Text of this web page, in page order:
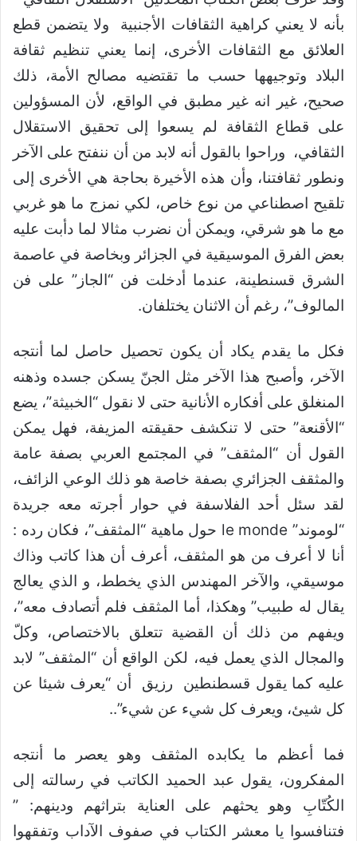
بأنه لا يعني كراهية الثقافات الأجنبية ولا يتضمن قطع
العلائق مع الثقافات الأخرى، إنما يعني تنظيم ثقافة
البلاد وتوجيهها حسب ما تقتضيه مصالح الأمة، ذلك
صحيح، غير انه غير مطبق في الواقع، لأن المسؤولين
على قطاع الثقافة لم يسعوا إلى تحقيق الاستقلال
الثقافي، وراحوا بالقول أنه لابد من أن ننفتح على الآخر
ونطور ثقافتنا، وأن هذه الأخيرة بحاجة هي الأخرى إلى
تلقيح اصطناعي من نوع خاص، لكي نمزج ما هو غربي
مع ما هو شرقي، ويمكن أن نضرب مثالا لما دأبت عليه
بعض الفرق الموسيقية في الجزائر وبخاصة في عاصمة
الشرق قسنطينة، عندما أدخلت فن “الجاز” على فن
المالوف”، رغم أن الاثنان يختلفان.
فكل ما يقدم يكاد أن يكون تحصيل حاصل لما أنتجه
الآخر، وأصبح هذا الآخر مثل الجنّ يسكن جسده وذهنه
المنغلق على أفكاره الأنانية حتى لا نقول “الخبيثة”، يضع
“الأقنعة” حتى لا تنكشف حقيقته المزيفة، فهل يمكن
القول أن “المثقف” في المجتمع العربي بصفة عامة
والمثقف الجزائري بصفة خاصة هو ذلك الوعي الزائف،
لقد سئل أحد الفلاسفة في حوار أجرته معه جريدة
“لوموند” le monde حول ماهية “المثقف”، فكان رده :
أنا لا أعرف من هو المثقف، أعرف أن هذا كاتب وذاك
موسيقي، والآخر المهندس الذي يخطط، و الذي يعالج
يقال له طبيب” وهكذا، أما المثقف فلم أتصادف معه”،
ويفهم من ذلك أن القضية تتعلق بالاختصاص، وكلّ
والمجال الذي يعمل فيه، لكن الواقع أن “المثقف” لابد
عليه كما يقول قسطنطين رزيق أن “يعرف شيئا عن
كل شيئ، ويعرف كل شيء عن شيء”..
فما أعظم ما يكابده المثقف وهو يعصر ما أنتجه
المفكرون، يقول عبد الحميد الكاتب في رسالته إلى
الكُتّابِ وهو يحثهم على العناية بتراثهم ودينهم: ”
فتنافسوا يا معشر الكتاب في صفوف الآداب وتفقهوا